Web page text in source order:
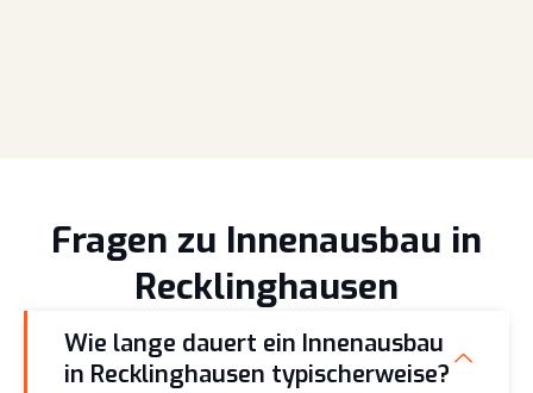
Fragen zu Innenausbau in
Recklinghausen
Wie lange dauert ein Innenausbau
in Recklinghausen typischerweise?